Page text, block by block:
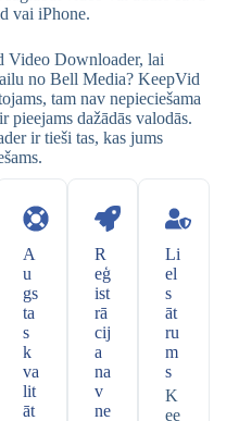
vai iPhone.
Video Downloader, lai
no Bell Media? KeepVid
tam nav nepieciešama
pieejams dažādās valodās.
ir tieši tas, kas jums
A
u
gs
ta
s
k
va
lit
āt
R
eģ
ist
rā
cij
a
na
v
ne
Li
el
s
āt
ru
m
s
K
ee